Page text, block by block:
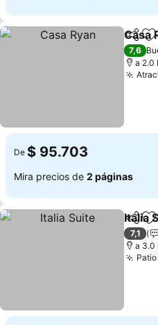
Casa
7,6
a 2.0
De $ 95.703
Mira precios de 2 páginas
Italia
7,1
a 3.0